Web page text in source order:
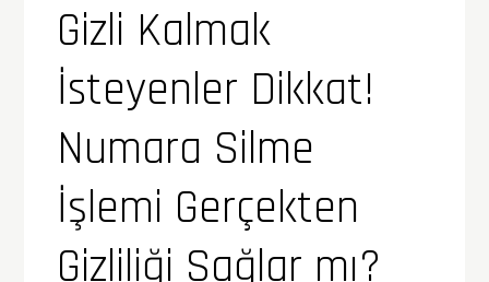
Gizli Kalmak
İsteyenler Dikkat!
Numara Silme
İşlemi Gerçekten
Gizliliği Sağlar mı?